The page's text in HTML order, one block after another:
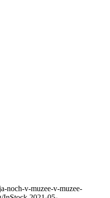
noch-v-muzee-v-muzee-